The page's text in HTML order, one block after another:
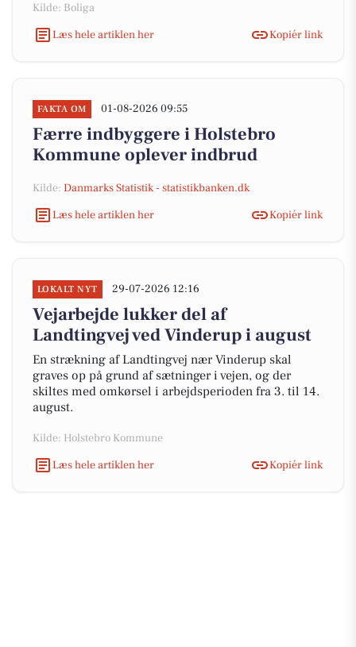
Kilde: Boliga
Læs hele artiklen her
Kopiér link
FAKTA OM 01-08-2026 09:55
Færre indbyggere i Holstebro
Kommune oplever indbrud
Kilde: Danmarks Statistik - statistikbanken.dk
Læs hele artiklen her
Kopiér link
LOKALT NYT 29-07-2026 12:16
Vejarbejde lukker del af
Landtingvej ved Vinderup i august
En strækning af Landtingvej nær Vinderup skal
graves op på grund af sætninger i vejen, og der
skiltes med omkørsel i arbejdsperioden fra 3. til 14.
august.
Kilde: Holstebro Kommune
Læs hele artiklen her
Kopiér link